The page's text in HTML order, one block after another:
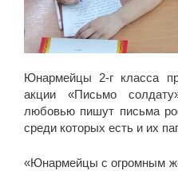
Юнармейцы 2-г класса
акции «Письмо
любовью пишут письма
среди которых есть и их
«Юнармейцы с огромным